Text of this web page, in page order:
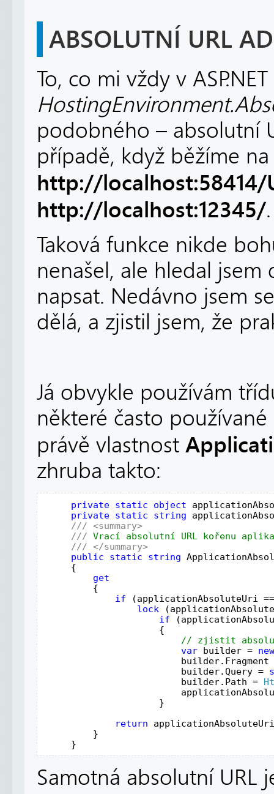
ABSOLUTNÍ URL
To, co mi vždy v
podobného – absolutní
případě, když běžíme
http://localhost:58414/
http://localhost:12345/.
Taková funkce nikde
nenašel, ale hledal
napsat. Nedávno jsem
dělá, a zjistil jsem, že
Já obvykle používám
některé často
právě vlastnost
zhruba takto:
private static object
private static string
/// <summary>
/// Vrací absolutní URL kořenu
/// </summary>
public
static string
    {
get
         {
if (applicationAbsoluteUri
lock (
if (
                     {
// zjistit
var builder = new
builder. Fragment
builder.Query =
builder. Path =
                     }
return
applicationAbsoluteUri
         }
     }
Samotná absolutní URL